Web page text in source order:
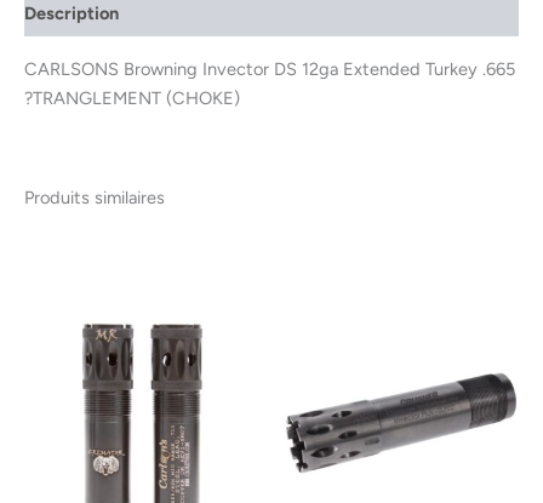
Description
CARLSONS Browning Invector DS 12ga Extended Turkey .665
?TRANGLEMENT (CHOKE)
Produits similaires